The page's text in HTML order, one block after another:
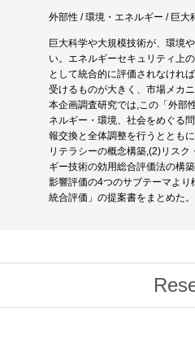
外部性 / 環境・エネルギー / 巨大
巨大科学や大規模技術が、環境
い。エネルギーセキュリティ上
として統合的に評価されなけれ
受けるものが大きく、市場メカ
本企画調査研究では,この「外部
ネルギー・環境、社会をめぐる
報交換と全体調整を行うととも
リテラシーの概念構築,(2)リス
ギー技術の効用総合評価法の構
影響評価の4つのサブテーマよ
統合評価」の提案書をまとめた。